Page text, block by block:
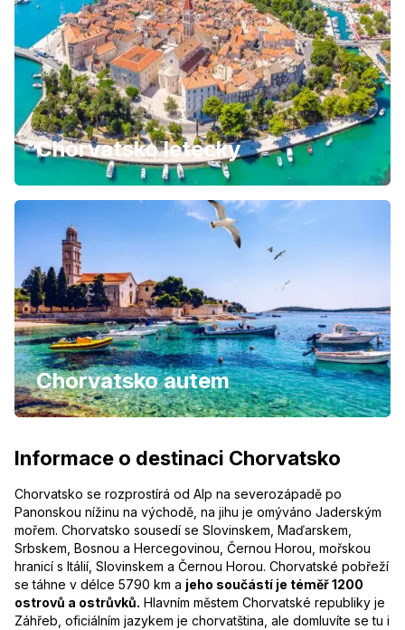
Chorvatsko letecky
Chorvatsko autem
Informace o destinaci Chorvatsko
Chorvatsko se rozprostírá od Alp na severozápadě po
Panonskou nížinu na východě, na jihu je omýváno Jaderským
mořem. Chorvatsko sousedí se Slovinskem, Maďarskem,
Srbskem, Bosnou a Hercegovinou, Černou Horou, mořskou
hranicí s Itálií, Slovinskem a Černou Horou. Chorvatské pobřeží
se táhne v délce 5790 km a jeho součástí je téměř 1200
ostrovů a ostrůvků. Hlavním městem Chorvatské republiky je
Záhřeb, oficiálním jazykem je chorvatština, ale domluvíte se tu i